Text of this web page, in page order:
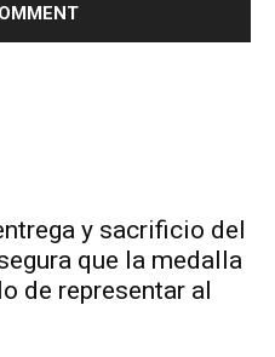
y sacrificio del
que la medalla
de representar al